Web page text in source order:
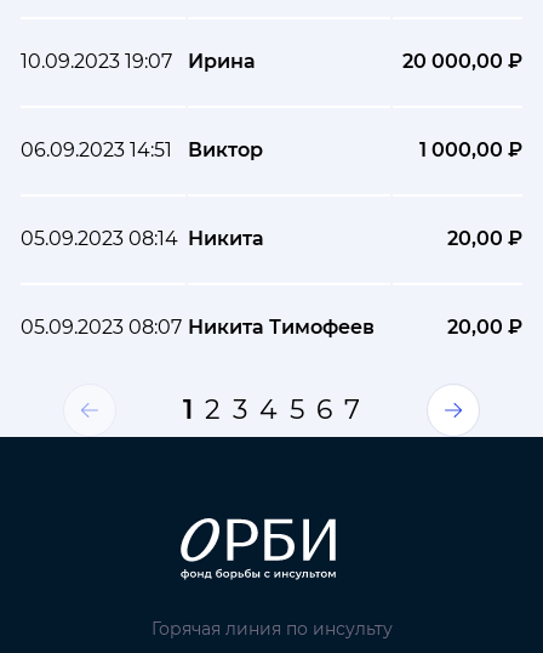
10.09.2023 19:07 Ирина 20 000,00 ₽
06.09.2023 14:51 Виктор 1 000,00 ₽
05.09.2023 08:14 Никита 20,00 ₽
05.09.2023 08:07 Никита Тимофеев 20,00 ₽
1 2 3 4 5 6 7
Горячая линия по инсульту